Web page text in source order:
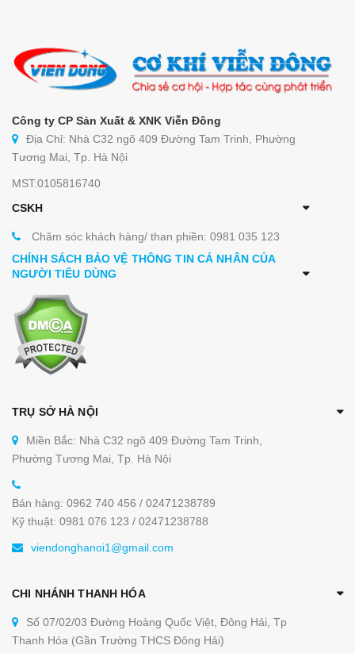
Kệ inox các loại Viễn Đông có gì đặc biệt?
Viễn Đông là đơn vị hàng đầu trong lĩnh vực cung
cấp máy chế biến thực phẩm. Đồng thời, công ty
thi công một số dự án bếp nhà hàng dưới đây:
Kệ inox nhà hàng do Viễn Đông cung cấp sẽ có
- Kệ inox là sản phẩm đặt hàng theo yêu cầu. Vì
vậy sản phẩm không có kích thước chuẩn mà
hoàn toàn phụ thuộc vào khách hàng.
để tránh gỉ sét trong quá trình sử dụng đồng thời
có độ bền cao. Tuy nhiên nếu muốn giảm chi phí
đầu tư thì khách hàng có thể tham khảo kệ bếp
Công ty CP Sản Xuất & XNK Viễn Đông
Địa Chỉ: Nhà C32 ngõ 409 Đường Tam Trinh, Phường
Tương Mai, Tp. Hà Nội
MST:0105816740
CSKH
Chăm sóc khách hàng/ than phiền: 0981 035 123
CHÍNH SÁCH BẢO VỆ THÔNG TIN CÁ NHÂN CỦA
NGƯỜI TIÊU DÙNG
TRỤ SỞ HÀ NỘI
Miền Bắc: Nhà C32 ngõ 409 Đường Tam Trinh,
Phường Tương Mai, Tp. Hà Nội
Bán hàng: 0962 740 456 / 02471238789
Kỹ thuật: 0981 076 123 / 02471238788
viendonghanoi1@gmail.com
CHI NHÁNH THANH HÓA
Số 07/02/03 Đường Hoàng Quốc Việt, Đông Hải, Tp
Thanh Hóa (Gần Trường THCS Đông Hải)